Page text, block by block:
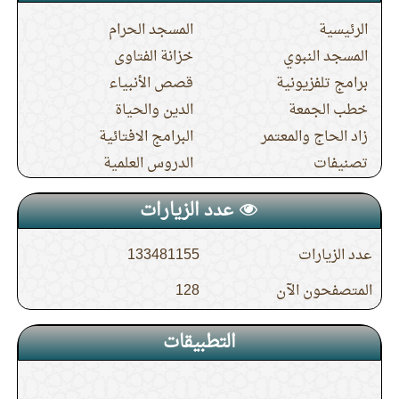
12. الدرس (5) من شرح النصيحة الولدية
13.
الدرس (5) شرح حديث جابر في صفة حج
النبي صلى الله عليه وسلم
14.
الدرس (4) شرح حديث جابر في صفة حج
النبي صلى الله عليه وسلم
15.
الدرس (19) باب إذا رأى سيرا أو شيئا يكره
في الطواف قطعه
الرئيسية
المسجد الحرام
المسجد النبوي
خزانة الفتاوى
برامج تلفزيونية
قصص الأنبياء
خطب الجمعة
الدين والحياة
زاد الحاج والمعتمر
البرامج الافتائية
تصنيفات
الدروس العلمية
عدد الزيارات
عدد الزيارات
133481155
المتصفحون الآن
128
التطبيقات